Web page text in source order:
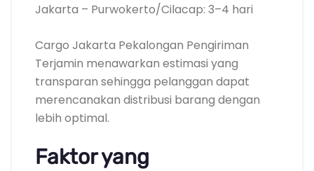
Jakarta – Purwokerto/Cilacap: 3–4 hari
Cargo Jakarta Pekalongan Pengiriman
Terjamin menawarkan estimasi yang
transparan sehingga pelanggan dapat
merencanakan distribusi barang dengan
lebih optimal.
Faktor yang